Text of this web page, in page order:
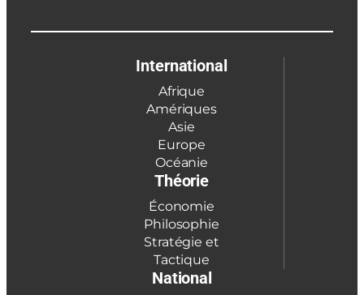
International
Afrique
Amériques
Asie
Europe
Océanie
Théorie
Économie
Philosophie
Stratégie et
Tactique
National